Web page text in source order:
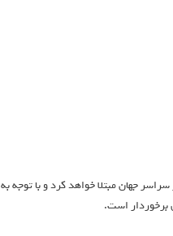
بین المللی دیابت، تا سال ٢۰٣۵ بیش از ٢٩٢ میلیون نفر را در سراسر جهان مبتلا خواهد کرد و با توجه به
برخوردار است.